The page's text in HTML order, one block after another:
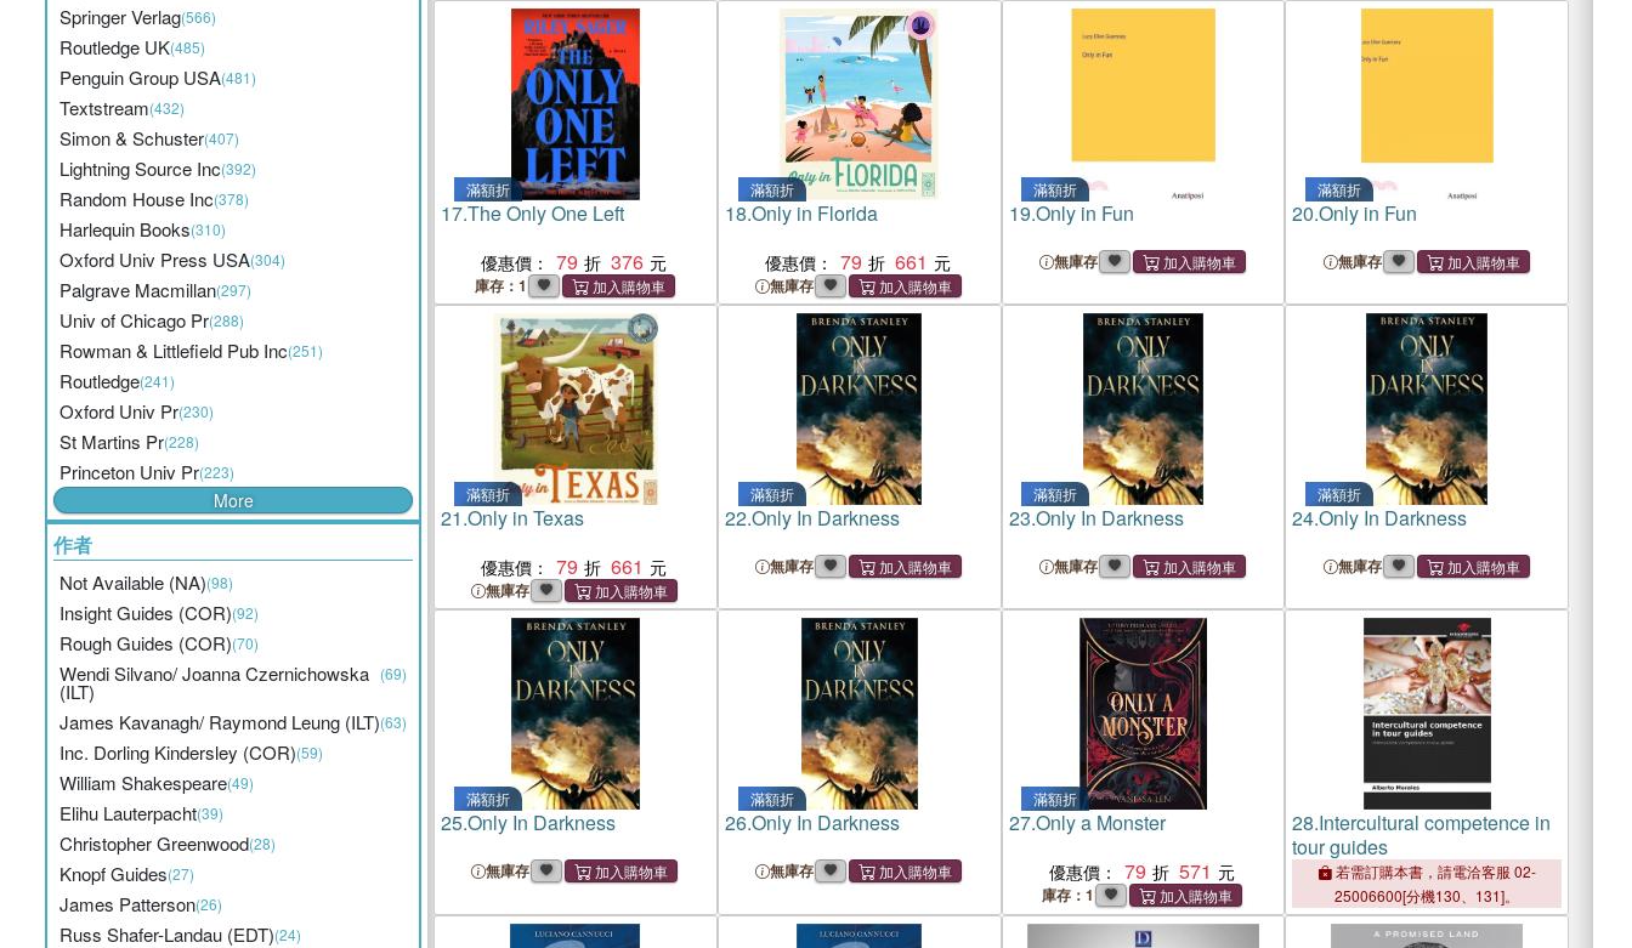
Springer Verlag(566)
Routledge UK(485)
Penguin Group USA(481)
Textstream(432)
Simon & Schuster(407)
Lightning Source Inc(392)
Random House Inc(378)
Harlequin Books(310)
Oxford Univ Press USA(304)
Palgrave Macmillan(297)
Univ of Chicago Pr(288)
Rowman & Littlefield Pub Inc(251)
Routledge(241)
Oxford Univ Pr(230)
St Martins Pr(228)
Princeton Univ Pr(223)
More
作者
Not Available (NA)(98)
Insight Guides (COR)(92)
Rough Guides (COR)(70)
Wendi Silvano/ Joanna Czernichowska
(ILT)
(69)
James Kavanagh/ Raymond Leung (ILT)(63)
Inc. Dorling Kindersley (COR)(59)
William Shakespeare(49)
Elihu Lauterpacht(39)
Christopher Greenwood(28)
Knopf Guides(27)
James Patterson(26)
Russ Shafer-Landau (EDT)(24)
滿額折
17.The Only One Left
優惠價： 79 376
庫存：1
滿額折
18.Only in Florida
優惠價： 79 661
無庫存
滿額折
19.Only in Fun
無庫存
滿額折
20.Only in Fun
無庫存
滿額折
21.Only in Texas
優惠價： 79 661
無庫存
滿額折
22.Only In Darkness
無庫存
滿額折
23.Only In Darkness
無庫存
滿額折
24.Only In Darkness
無庫存
滿額折
25.Only In Darkness
無庫存
滿額折
26.Only In Darkness
無庫存
滿額折
27.Only a Monster
優惠價： 79 571
庫存：1
28.Intercultural competence in
tour guides
若需訂購本書，請電洽客服 02-
25006600[分機130、131]。